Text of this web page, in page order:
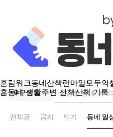
홈팀워크동네산책런마일모두의
홈동네 생활주변 산책산책 기록
구암동
전체글 공지 인기 동네 일